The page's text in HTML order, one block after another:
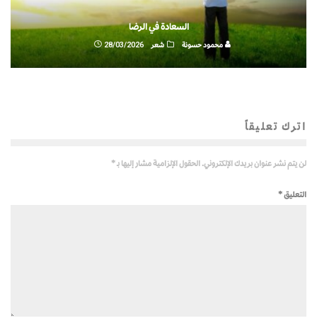
السعادة في الرضا
محمود حسونة شعر 28/03/2026
اترك تعليقاً
لن يتم نشر عنوان بريدك الإلكتروني. الحقول الإلزامية مشار إليها بـ*
التعليق*